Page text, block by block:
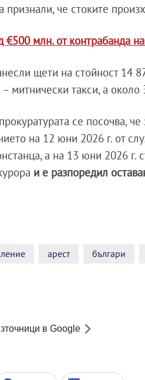
признали, че стоките
€500 млн. от контрабанда
щети на стойност 14
митнически такси, а
се посочва,
на 12 юни 2026 г. от
а на 13 юни 2026 г.
и е разпоредил
арест българи
в Google